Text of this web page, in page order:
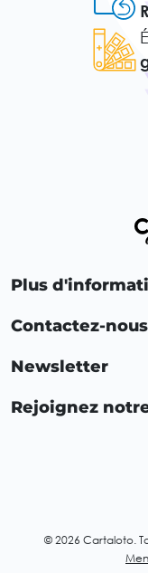
Plus
Contactez-nous
Newsletter
Rejoignez
© 2026 Cartaloto.